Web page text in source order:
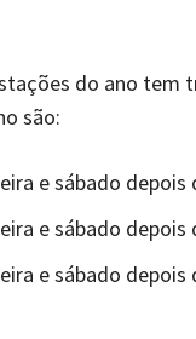
do ano tem
são:
e sábado depois
e sábado depois
e sábado depois